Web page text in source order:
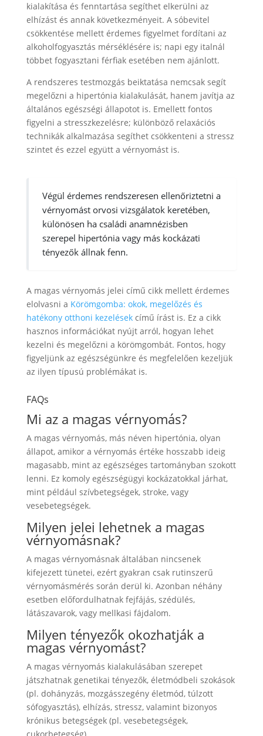
kialakítása és fenntartása segíthet elkerülni az
elhízást és annak következményeit. A sóbevitel
csökkentése mellett érdemes figyelmet fordítani az
alkoholfogyasztás mérséklésére is; napi egy italnál
többet fogyasztani férfiak esetében nem ajánlott.
A rendszeres testmozgás beiktatása nemcsak segít
megelőzni a hipertónia kialakulását, hanem javítja az
általános egészségi állapotot is. Emellett fontos
figyelni a stresszkezelésre; különböző relaxációs
technikák alkalmazása segíthet csökkenteni a stressz
szintet és ezzel együtt a vérnyomást is.
Végül érdemes rendszeresen ellenőriztetni a
vérnyomást orvosi vizsgálatok keretében,
különösen ha családi anamnézisben
szerepel hipertónia vagy más kockázati
tényezők állnak fenn.
A magas vérnyomás jelei című cikk mellett érdemes
elolvasni a Körömgomba: okok, megelőzés és
hatékony otthoni kezelésekcímű írást is. Ez a cikk
hasznos információkat nyújt arról, hogyan lehet
kezelni és megelőzni a körömgombát. Fontos, hogy
figyeljünk az egészségünkre és megfelelően kezeljük
az ilyen típusú problémákat is.
FAQs
Mi az a magas vérnyomás?
A magas vérnyomás, más néven hipertónia, olyan
állapot, amikor a vérnyomás értéke hosszabb ideig
magasabb, mint az egészséges tartományban szokott
lenni. Ez komoly egészségügyi kockázatokkal járhat,
mint például szívbetegségek, stroke, vagy
vesebetegségek.
Milyen jelei lehetnek a magas
vérnyomásnak?
A magas vérnyomásnak általában nincsenek
kifejezett tünetei, ezért gyakran csak rutinszerű
vérnyomásmérés során derül ki. Azonban néhány
esetben előfordulhatnak fejfájás, szédülés,
látászavarok, vagy mellkasi fájdalom.
Milyen tényezők okozhatják a
magas vérnyomást?
A magas vérnyomás kialakulásában szerepet
játszhatnak genetikai tényezők, életmódbeli szokások
(pl. dohányzás, mozgásszegény életmód, túlzott
sófogyasztás), elhízás, stressz, valamint bizonyos
krónikus betegségek (pl. vesebetegségek,